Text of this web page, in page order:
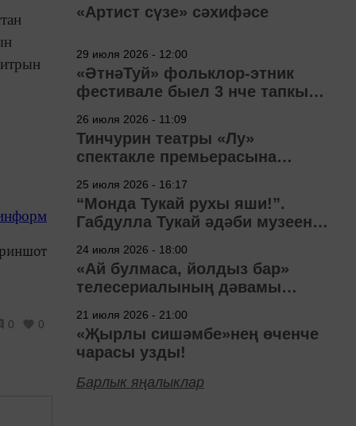
0 0
«Артист сүзе» сәхифәсе
29 июля 2026 - 12:00
«ӘтнәТуй» фольклор-этник
фестивале быел 3 нче тапкыр
26 июля 2026 - 11:09
Тинчурин театры «Лу»
спектакле премьерасына
25 июля 2026 - 16:17
“Монда Тукай рухы яши!”.
Габдулла Тукай әдәби музеена
24 июля 2026 - 18:00
«Ай булмаса, йолдыз бар»
телесериалының дәвамы
21 июля 2026 - 21:00
«Җырлы сишәмбе»нең өченче
чарасы узды!
Барлык яңалыклар